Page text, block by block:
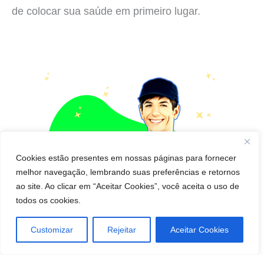
Cookies estão presentes em nossas páginas para fornecer
melhor navegação, lembrando suas preferências e retornos
ao site. Ao clicar em “Aceitar Cookies”, você aceita o uso de
todos os cookies.
Customizar Rejeitar Aceitar Cookies
de colocar sua saúde em primeiro lugar.